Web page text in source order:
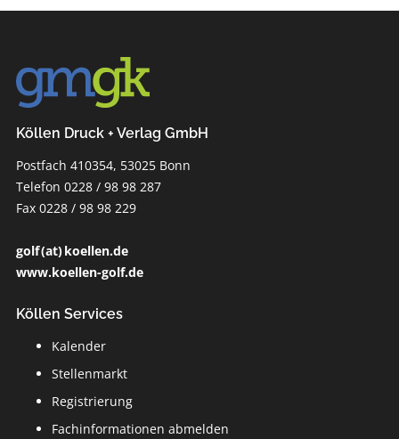
Köllen Druck + Verlag GmbH
Postfach 410354, 53025 Bonn
Telefon 0228 / 98 98 287
Fax 0228 / 98 98 229
golf (at) koellen.de
www.koellen-golf.de
Köllen Services
Kalender
Stellenmarkt
Registrierung
Fachinformationen abmelden